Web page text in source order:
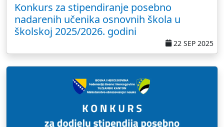
Konkurs za stipendiranje posebno
nadarenih učenika osnovnih škola u
školskoj 2025/2026. godini
22 SEP 2025